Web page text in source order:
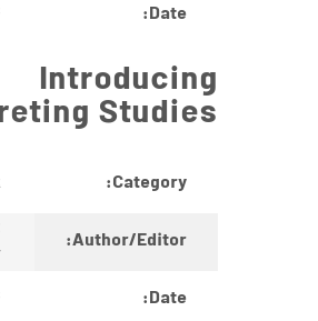
Date:
Introducing
Studies
Category:
Author/Editor:
Date: